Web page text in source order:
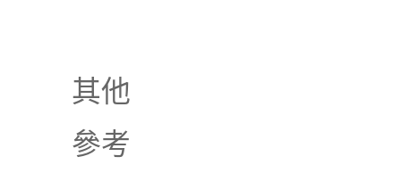
其他
參考